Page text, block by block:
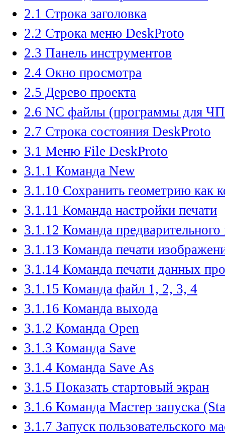
2.1 Строка заголовка
2.2 Строка меню DeskProto
2.3 Панель инструментов
2.4 Окно просмотра
2.5 Дерево проекта
2.6 NC файлы (программы для
2.7 Строка состояния DeskProto
3.1 Меню File DeskProto
3.1.1 Команда New
3.1.10 Сохранить геометрию как
3.1.11 Команда настройки печати
3.1.12 Команда
3.1.13 Команда печати
3.1.14 Команда печати данных
3.1.15 Команда файл 1, 2, 3, 4
3.1.16 Команда выхода
3.1.2 Команда Open
3.1.3 Команда Save
3.1.4 Команда Save As
3.1.5 Показать стартовый экран
3.1.6 Команда Мастер запуска
3.1.7 Запуск пользовательского